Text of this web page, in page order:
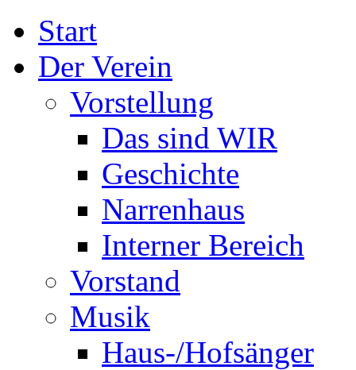
Start
Der Verein
Vorstellung
Das sind WIR
Geschichte
Narrenhaus
Interner Bereich
Vorstand
Musik
Haus-/Hofsänger